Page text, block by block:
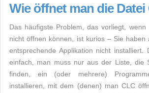
Wie öffnet man die Datei
Das häufigste Problem, das vorliegt,
nicht öffnen können, ist kurios – Sie haben
entsprechende Applikation nicht installiert.
einfach, man muss nur aus der Liste, die
finden, ein (oder mehrere)
installieren, mit dem (denen) man CLC